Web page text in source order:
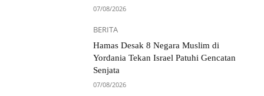
07/08/2026
BERITA
Hamas Desak 8 Negara Muslim di
Yordania Tekan Israel Patuhi Gencatan
Senjata
07/08/2026